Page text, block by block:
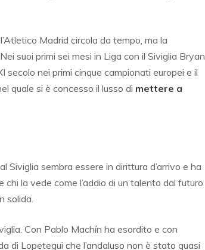
Madrid circola da tempo, ma la
suoi primi sei mesi in Liga con il Siviglia Bryan
secolo nei primi cinque campionati europei e il
quale si è concesso il lusso di mettere a
al Siviglia sembra essere in dirittura d’arrivo e ha
chi la vede come l’addio di un talento dal futuro
solida.
Con Pablo Machín ha esordito e con
di Lopetegui che l’andaluso non è stato quasi